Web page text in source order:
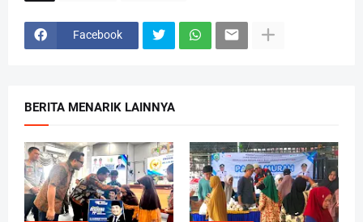
Facebook
BERITA MENARIK LAINNYA